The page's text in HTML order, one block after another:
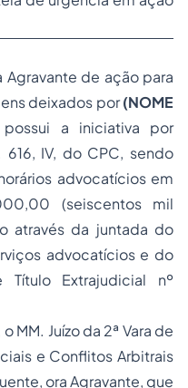
de ação para
deixados por(NOME
a iniciativa por
IV, do CPC, sendo
advocatícios em
(seiscentos mil
através da juntada do
advocatícios e do
Extrajudicial nº
Juízo da 2ª Vara de
e Conflitos Arbitrais
ora Agravante, que